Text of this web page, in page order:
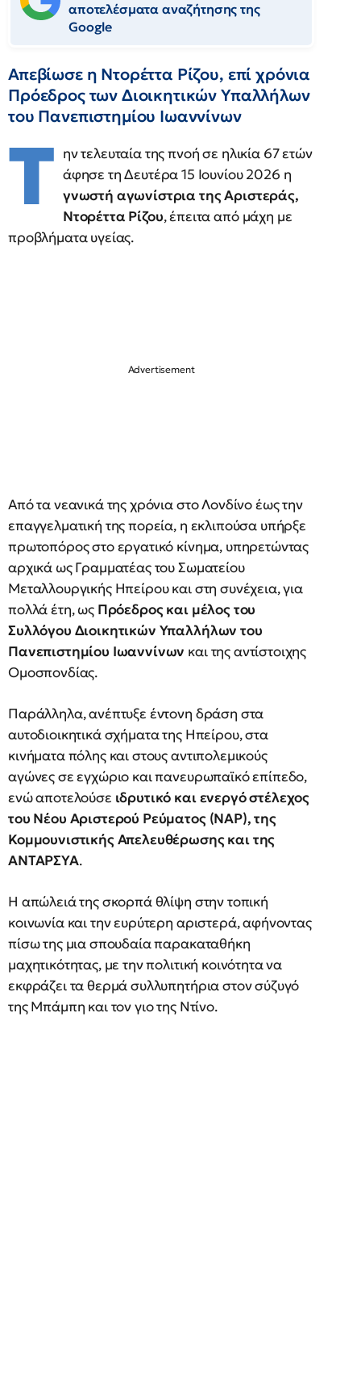
αποτελέσματα αναζήτησης της
Google
Απεβίωσε η Ντορέττα Ρίζου, επί χρόνια
Πρόεδρος των Διοικητικών Υπαλλήλων
του Πανεπιστημίου Ιωαννίνων
Τ ην τελευταία της πνοή σε ηλικία 67 ετών
άφησε τη Δευτέρα 15 Ιουνίου 2026 η
γνωστή αγωνίστρια της Αριστεράς,
Ντορέττα Ρίζου, έπειτα από μάχη με
προβλήματα υγείας.
Από τα νεανικά της χρόνια στο Λονδίνο έως την
επαγγελματική της πορεία, η εκλιπούσα υπήρξε
πρωτοπόρος στο εργατικό κίνημα, υπηρετώντας
αρχικά ως Γραμματέας του Σωματείου
Μεταλλουργικής Ηπείρου και στη συνέχεια, για
πολλά έτη, ως Πρόεδρος και μέλος του
Συλλόγου Διοικητικών Υπαλλήλων του
Πανεπιστημίου Ιωαννίνων και της αντίστοιχης
Ομοσπονδίας.
Παράλληλα, ανέπτυξε έντονη δράση στα
αυτοδιοικητικά σχήματα της Ηπείρου, στα
κινήματα πόλης και στους αντιπολεμικούς
αγώνες σε εγχώριο και πανευρωπαϊκό επίπεδο,
ενώ αποτελούσε ιδρυτικό και ενεργό στέλεχος
του Νέου Αριστερού Ρεύματος (ΝΑΡ), της
Κομμουνιστικής Απελευθέρωσης και της
ΑΝΤΑΡΣΥΑ.
Η απώλειά της σκορπά θλίψη στην τοπική
κοινωνία και την ευρύτερη αριστερά, αφήνοντας
πίσω της μια σπουδαία παρακαταθήκη
μαχητικότητας, με την πολιτική κοινότητα να
εκφράζει τα θερμά συλλυπητήρια στον σύζυγό
της Μπάμπη και τον γιο της Ντίνο.